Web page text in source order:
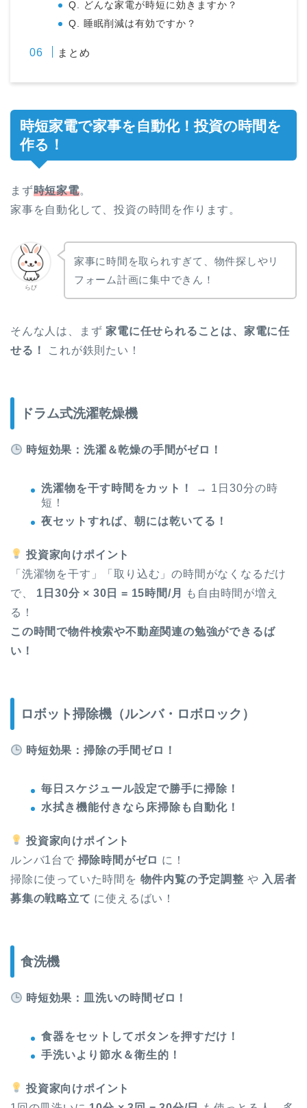
Q. どんな家電が時短に効きますか？
Q. 睡眠削減は有効ですか？
まとめ
時短家電で家事を自動化！投資の時間を
作る！
まず時短家電。
家事を自動化して、投資の時間を作ります。
らび
家事に時間を取られすぎて、物件探しやリ
フォーム計画に集中できん！
そんな人は、まず 家電に任せられることは、家電に任
せる！
これが鉄則たい！
ドラム式洗濯乾燥機
時短効果：洗濯＆乾燥の手間がゼロ！
洗濯物を干す時間をカット！
→ 1日30分の時
短！
夜セットすれば、朝には乾いてる！
投資家向けポイント
「洗濯物を干す」「取り込む」の時間がなくなるだけ
で、 1日30分 × 30日 = 15時間/月
も自由時間が増え
る！
この時間で物件検索や不動産関連の勉強ができるば
い！
ロボット掃除機（ルンバ・ロボロック）
時短効果：掃除の手間ゼロ！
毎日スケジュール設定で勝手に掃除！
水拭き機能付きなら床掃除も自動化！
投資家向けポイント
ルンバ1台で 掃除時間がゼロ に！
掃除に使っていた時間を 物件内覧の予定調整 や 入居者
募集の戦略立て に使えるばい！
食洗機
時短効果：皿洗いの時間ゼロ！
食器をセットしてボタンを押すだけ！
手洗いより節水＆衛生的！
投資家向けポイント